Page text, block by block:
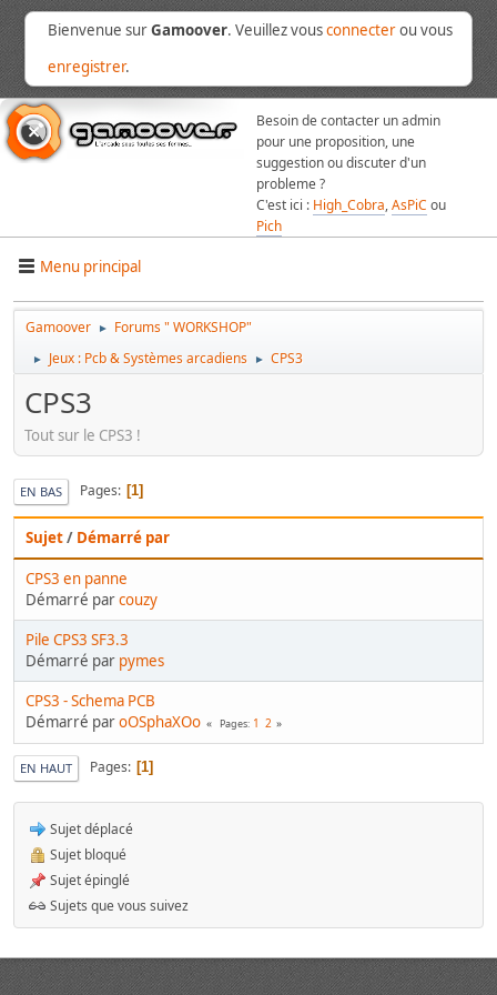
Bienvenue surGamoover. Veuillez vousconnecterou vous
enregistrer.
Besoin de contacter un admin
pour une proposition, une
suggestion ou discuter d'un
probleme ?
C'est ici : High_Cobra,AsPiC ou
Pich
Menu principal
Gamoover ► Forums " WORKSHOP"
► Jeux : Pcb & Systèmes arcadiens ► CPS3
CPS3
Tout sur le CPS3 !
EN BAS Pages 1
Sujet/ Démarré par
CPS3 en panne
Démarré parcouzy
Pile CPS3 SF3.3
Démarré par pymes
CPS3 - Schema PCB
Démarré paroOSphaXOo Pages 1 2
EN HAUT Pages 1
Sujet déplacé
Sujet bloqué
Sujet épinglé
Sujets que vous suivez